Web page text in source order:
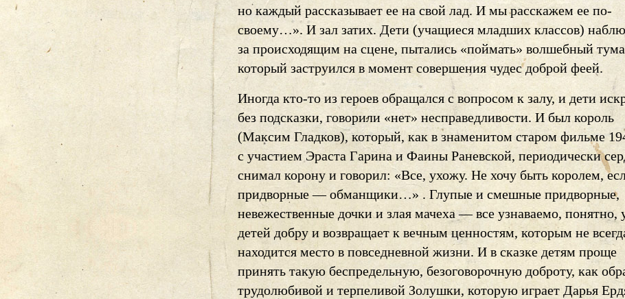
но каждый рассказывает ее на свой лад. И мы расскажем ее по-
своему…». И зал затих. Дети (учащиеся младших классов)
за происходящим на сцене, пытались «поймать» волшебный
который заструился в момент совершения чудес доброй феей.
Иногда кто-то из героев обращался с вопросом к залу, и дети
без подсказки, говорили «нет» несправедливости. И был король
(Максим Гладков), который, как в знаменитом старом фильме
с участием Эраста Гарина и Фаины Раневской, периодически
снимал корону и говорил: «Все, ухожу. Не хочу быть королем,
придворные — обманщики…» . Глупые и смешные придворные,
невежественные дочки и злая мачеха — все узнаваемо, понятно,
детей добру и возвращает к вечным ценностям, которым не
находится место в повседневной жизни. И в сказке детям проще
принять такую беспредельную, безоговорочную доброту, как
трудолюбивой и терпеливой Золушки, которую играет Дарья